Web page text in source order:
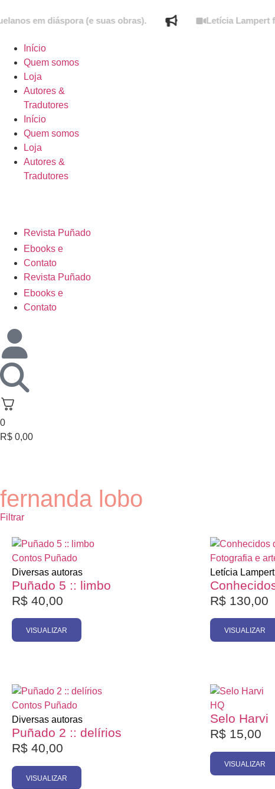
diáspora (e suas obras). Letícia Lampert fala
Início
Quem somos
Loja
Autores &
Tradutores
Início
Quem somos
Loja
Autores &
Tradutores
Revista Puñado
Ebooks e
Contato
Revista Puñado
Ebooks e
Contato
0
R$ 0,00
fernanda lobo
Filtrar
Categorias
Autores
Promoção
Contos Puñado
Diversas autoras
Puñado 5 :: limbo
R$ 40,00
VISUALIZAR
Fotografia e
Letícia Lampert
R$ 130,00
VISUALIZAR
Contos Puñado
Diversas autoras
Puñado 2 :: delírios
R$ 40,00
VISUALIZAR
HQ
Selo Harvi
R$ 15,00
VISUALIZAR